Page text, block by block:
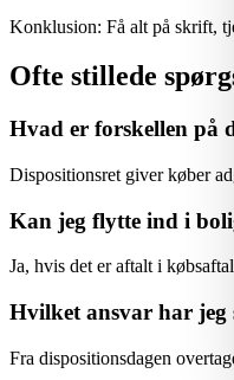
Konklusion: Få alt på skrift,
Ofte stillede
Hvad er forskellen på
Dispositionsret giver køber
Kan jeg flytte ind i
Ja, hvis det er aftalt i
Hvilket ansvar har jeg
Fra dispositionsdagen